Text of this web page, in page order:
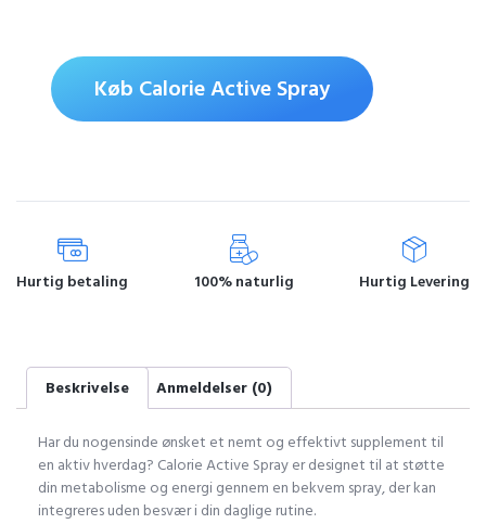
Køb Calorie Active Spray
Hurtig betaling 100% naturlig Hurtig Levering
Beskrivelse Anmeldelser (0)
Har du nogensinde ønsket et nemt og effektivt supplement til
en aktiv hverdag? Calorie Active Spray er designet til at støtte
din metabolisme og energi gennem en bekvem spray, der kan
integreres uden besvær i din daglige rutine.